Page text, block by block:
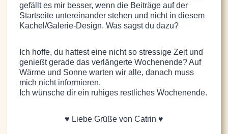
gefällt es mir besser, wenn die Beiträge auf der
Startseite untereinander stehen und nicht in diesem
Kachel/Galerie-Design. Was sagst du dazu?
Ich hoffe, du hattest eine nicht so stressige Zeit und
genießt gerade das verlängerte Wochenende? Auf
Wärme und Sonne warten wir alle, danach muss
mich nicht informieren.
Ich wünsche dir ein ruhiges restliches Wochenende.
♥ Liebe Grüße von Catrin ♥